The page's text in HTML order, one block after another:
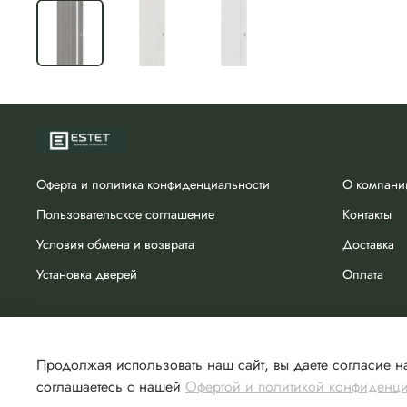
Оферта и политика конфиденциальности
Пользовательское соглашение
Условия обмена и возврата
Установка дверей
О
Контакты
Доставка
Оплата
Сделано в Хезар
Продолжая использовать наш сайт, вы даете согласие
соглашаетесь с нашей Офертой и политикой